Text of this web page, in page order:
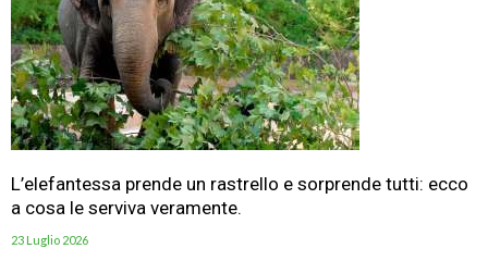
L’elefantessa prende un rastrello e sorprende tutti: ecco
a cosa le serviva veramente.
23 Luglio 2026